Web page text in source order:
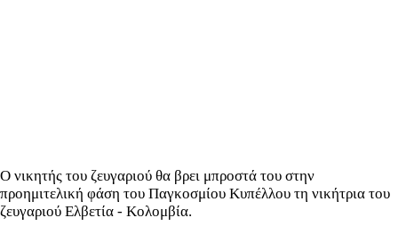
Ο νικητής του ζευγαριού θα βρει μπροστά του στην
προημιτελική φάση του Παγκοσμίου Κυπέλλου τη νικήτρια του
ζευγαριού Ελβετία - Κολομβία.